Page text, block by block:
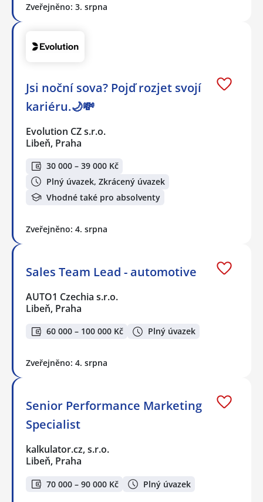
Zveřejněno: 3. srpna
Jsi noční sova? Pojď rozjet svojí
kariéru.🌙💸
Evolution CZ s.r.o.
Libeň, Praha
30 000 – 39 000 Kč
Plný úvazek, Zkrácený úvazek
Vhodné také pro absolventy
Zveřejněno: 4. srpna
Sales Team Lead - automotive
AUTO1 Czechia s.r.o.
Libeň, Praha
60 000 – 100 000 Kč Plný úvazek
Zveřejněno: 4. srpna
Senior Performance Marketing
Specialist
kalkulator.cz, s.r.o.
Libeň, Praha
70 000 – 90 000 Kč Plný úvazek